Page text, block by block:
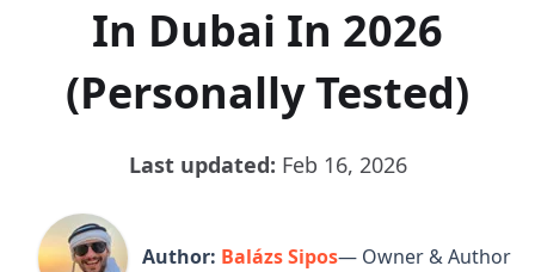
In Dubai In 2026
(Personally Tested)
Last updated: Feb 16, 2026
Author: Balázs Sipos— Owner & Author